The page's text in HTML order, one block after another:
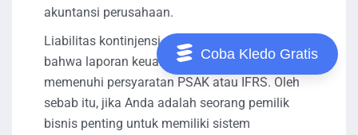
akuntansi perusahaan.
Liabilitas kontinjensi dicatat untuk memastikan
bahwa laporan keuangan akurat dan
memenuhi persyaratan PSAK atau IFRS. Oleh
sebab itu, jika Anda adalah seorang pemilik
bisnis penting untuk memiliki sistem
Coba Kledo Gratis